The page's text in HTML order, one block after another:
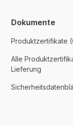
Dokumente
Produktzertifikate
Alle
Lieferung